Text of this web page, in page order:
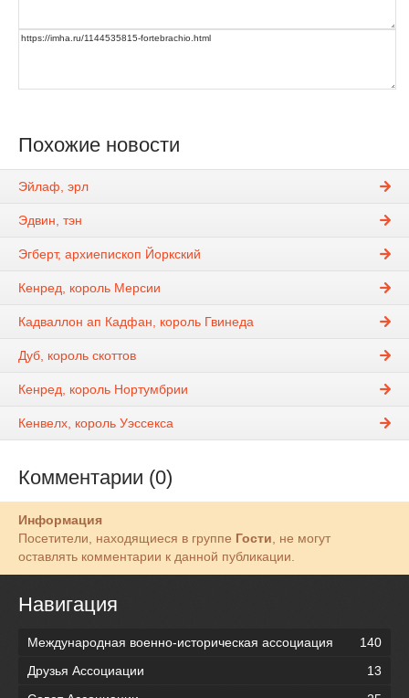
Похожие новости
Эйлаф, эрл
Эдвин, тэн
Эгберт, архиепископ Йоркский
Кенред, король Мерсии
Кадваллон ап Кадфан, король Гвинеда
Дуб, король скоттов
Кенред, король Нортумбрии
Кенвелх, король Уэссекса
Комментарии (0)
Информация
Посетители, находящиеся в группе Гости , не могут
оставлять комментарии к данной публикации.
Навигация
Международная военно-историческая ассоциация
140
Друзья Ассоциации
13